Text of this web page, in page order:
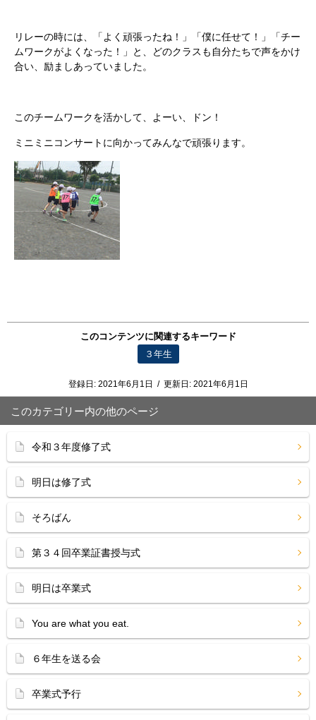
リレーの時には、「よく頑張ったね！」「僕に任せて！」「チー
ムワークがよくなった！」と、どのクラスも自分たちで声をかけ
合い、励ましあっていました。
このチームワークを活かして、よーい、ドン！
ミニミニコンサートに向かってみんなで頑張ります。
このコンテンツに関連するキーワード
３年生
登録日: 2021年6月1日 / 更新日: 2021年6月1日
このカテゴリー内の他のページ
令和３年度修了式
明日は修了式
そろばん
第３４回卒業証書授与式
明日は卒業式
You are what you eat.
６年生を送る会
卒業式予行